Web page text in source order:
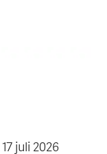
17 juli 2026